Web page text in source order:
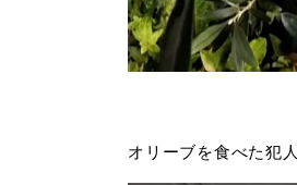
オリーブを食べた犯